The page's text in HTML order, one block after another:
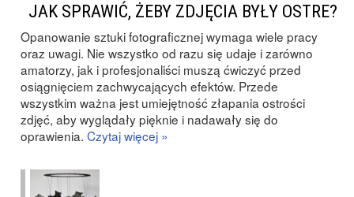
JAK SPRAWIĆ, ŻEBY ZDJĘCIA BYŁY OSTRE?
Opanowanie sztuki fotograficznej wymaga wiele pracy
oraz uwagi. Nie wszystko od razu się udaje i zarówno
amatorzy, jak i profesjonaliści muszą ćwiczyć przed
osiągnięciem zachwycających efektów. Przede
wszystkim ważna jest umiejętność złapania ostrości
zdjęć, aby wyglądały pięknie i nadawały się do
oprawienia. Czytaj więcej »